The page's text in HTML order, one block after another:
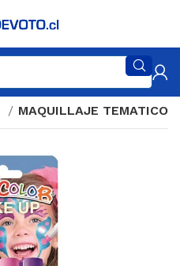
MAQUILLAJE TEMATICO